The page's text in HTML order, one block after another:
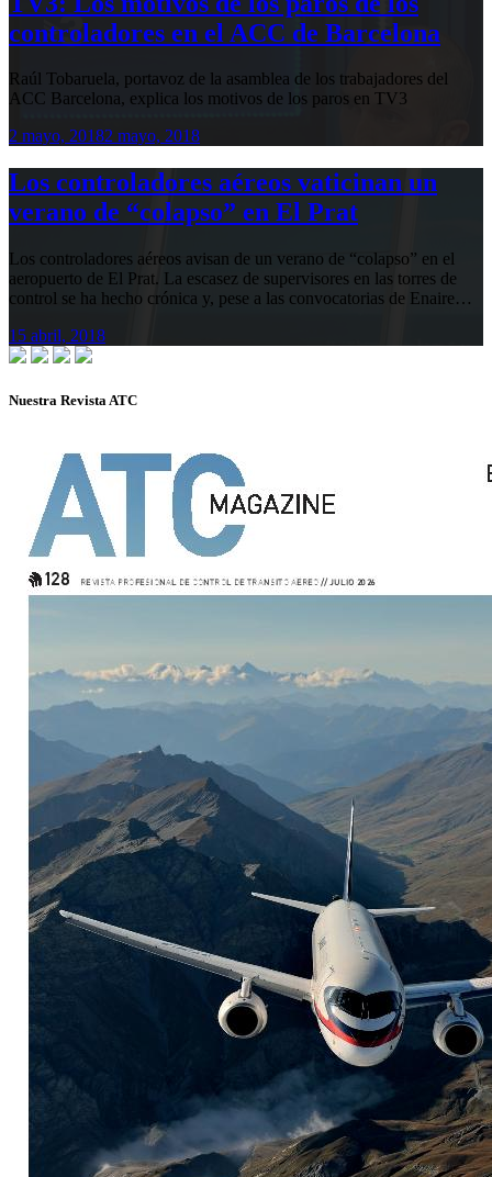
controladores en el ACC de Barcelona
Raúl Tobaruela, portavoz de la asamblea de los trabajadores del
ACC Barcelona, explica los motivos de los paros en TV3
2 mayo, 20182 mayo, 2018
Los controladores aéreos vaticinan un
verano de “colapso” en El Prat
Los controladores aéreos avisan de un verano de “colapso” en el
aeropuerto de El Prat. La escasez de supervisores en las torres de
control se ha hecho crónica y, pese a las convocatorias de Enaire…
15 abril, 2018
Nuestra Revista ATC